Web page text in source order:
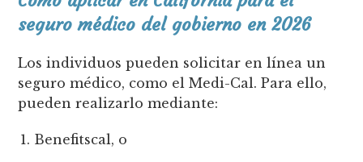
seguro médico del gobierno en 2026
Los individuos pueden solicitar en línea un
seguro médico, como el Medi-Cal. Para ello,
pueden realizarlo mediante:
Benefitscal, o